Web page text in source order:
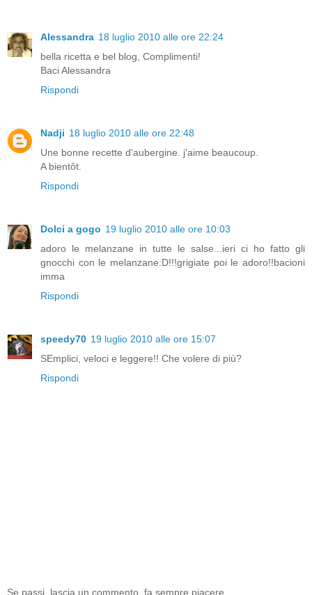
Alessandra 18 luglio 2010 alle ore 22:24
bella ricetta e bel blog, Complimenti!
Baci Alessandra
Rispondi
Nadji 18 luglio 2010 alle ore 22:48
Une bonne recette d'aubergine. j'aime beaucoup.
A bientôt.
Rispondi
Dolci a gogo 19 luglio 2010 alle ore 10:03
adoro le melanzane in tutte le salse...ieri ci ho fatto gli
gnocchi con le melanzane:D!!!grigiate poi le adoro!!bacioni
imma
Rispondi
speedy70 19 luglio 2010 alle ore 15:07
SEmplici, veloci e leggere!! Che volere di più?
Rispondi
Se passi, lascia un commento, fa sempre piacere,